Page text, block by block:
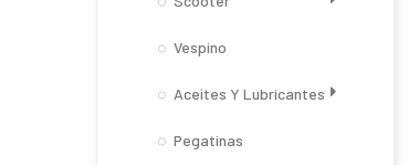
Vespino
Aceites Y Lubricantes
Pegatinas